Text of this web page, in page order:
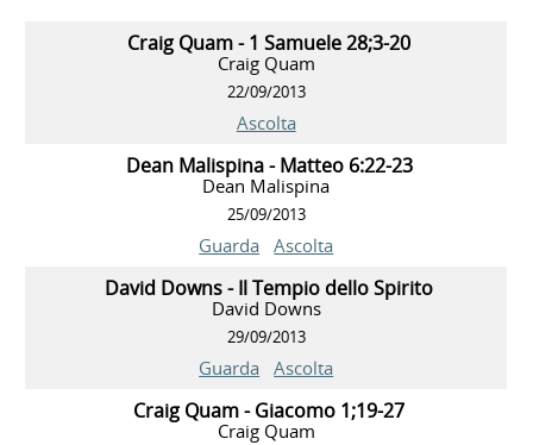
Craig Quam - 1 Samuele 28;3-20
Craig Quam
22/09/2013
Ascolta
Dean Malispina - Matteo 6:22-23
Dean Malispina
25/09/2013
Guarda Ascolta
David Downs - Il Tempio dello Spirito
David Downs
29/09/2013
Guarda Ascolta
Craig Quam - Giacomo 1;19-27
Craig Quam